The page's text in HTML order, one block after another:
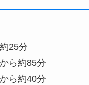
25分
ら約85分
ら約40分